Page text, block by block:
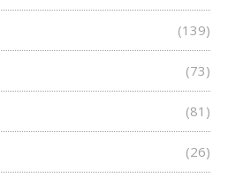
(139)
(73)
(81)
(26)